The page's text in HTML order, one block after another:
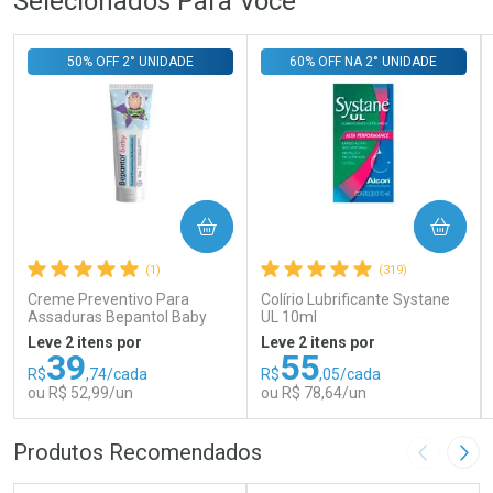
(1)
Creme Preventivo Para
Assaduras Bepantol Baby
Toy Story Personagens
Sortidos 120g
50% OFF 2° UNIDADE
Leve 2 itens por
R$39,74/cada
ou R$ 52,99/un
COMPRAR
FECHAR
FECHAR
Por Menos
(319)
Colírio Lubrificante Systane
UL 10ml
60% OFF NA 2° UNIDADE
Leve 2 itens por
R$55,05/cada
ou R$ 78,64/un
COMPRAR
Por Menos
Produtos Recomendados Imagem